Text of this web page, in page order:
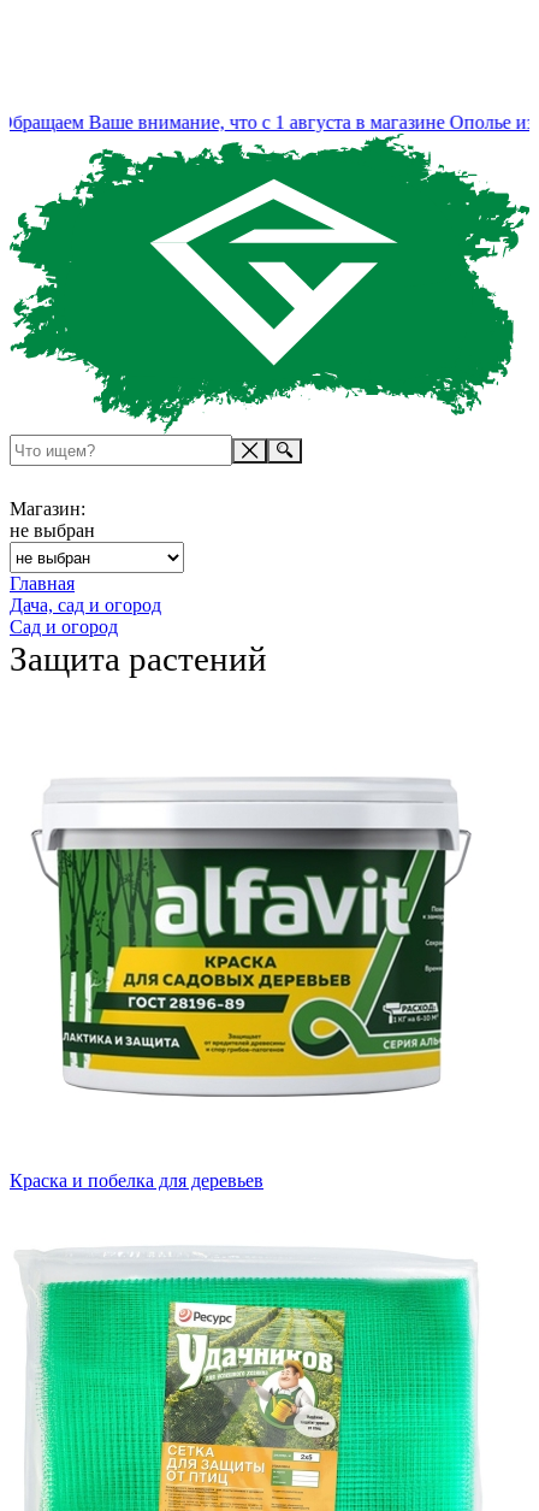
Ваше внимание, что с 1 августа в магазине Ополье
Магазин:
не выбран
Главная
Дача, сад и огород
Сад и огород
Защита растений
Краска и побелка для деревьев